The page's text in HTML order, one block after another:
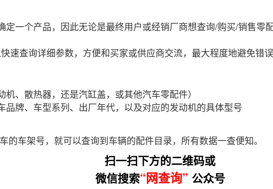
一个产品，因此无论是最终用户或经销厂商想查询/购买/销售零
速查询详细参数，方便和买家或供应商交流，最大程度地避免错
、散热器，还是汽缸盖，或其他汽车零配件）
品牌、车型系列、出厂年代，以及对应的发动机的具体型号
的车架号，就可以查询到车辆的配件目录，所有数据一查便知。
扫一扫下方的二维码或
微信搜索“网查询” 公众号